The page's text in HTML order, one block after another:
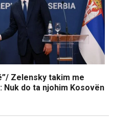
Zelensky takim me
Nuk do ta njohim Kosovën